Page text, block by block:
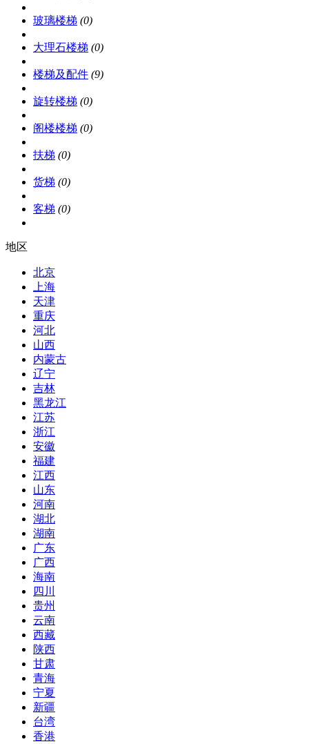
玻璃楼梯 (0)
大理石楼梯 (0)
楼梯及配件 (9)
旋转楼梯 (0)
阁楼楼梯 (0)
扶梯 (0)
货梯 (0)
客梯 (0)
地区
北京
上海
天津
重庆
河北
山西
内蒙古
辽宁
吉林
黑龙江
江苏
浙江
安徽
福建
江西
山东
河南
湖北
湖南
广东
广西
海南
四川
贵州
云南
西藏
陕西
甘肃
青海
宁夏
新疆
台湾
香港